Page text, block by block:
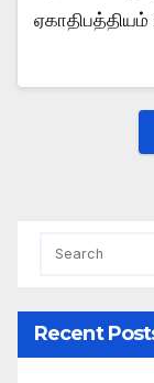
Recent